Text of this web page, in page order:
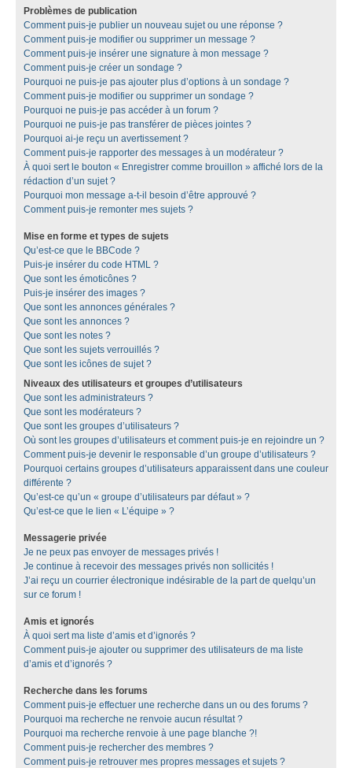
Problèmes de publication
Comment puis-je publier un nouveau sujet ou une réponse ?
Comment puis-je modifier ou supprimer un message ?
Comment puis-je insérer une signature à mon message ?
Comment puis-je créer un sondage ?
Pourquoi ne puis-je pas ajouter plus d’options à un sondage ?
Comment puis-je modifier ou supprimer un sondage ?
Pourquoi ne puis-je pas accéder à un forum ?
Pourquoi ne puis-je pas transférer de pièces jointes ?
Pourquoi ai-je reçu un avertissement ?
Comment puis-je rapporter des messages à un modérateur ?
À quoi sert le bouton « Enregistrer comme brouillon » affiché lors de la
rédaction d’un sujet ?
Pourquoi mon message a-t-il besoin d’être approuvé ?
Comment puis-je remonter mes sujets ?
Mise en forme et types de sujets
Qu’est-ce que le BBCode ?
Puis-je insérer du code HTML ?
Que sont les émoticônes ?
Puis-je insérer des images ?
Que sont les annonces générales ?
Que sont les annonces ?
Que sont les notes ?
Que sont les sujets verrouillés ?
Que sont les icônes de sujet ?
Niveaux des utilisateurs et groupes d’utilisateurs
Que sont les administrateurs ?
Que sont les modérateurs ?
Que sont les groupes d’utilisateurs ?
Où sont les groupes d’utilisateurs et comment puis-je en rejoindre un ?
Comment puis-je devenir le responsable d’un groupe d’utilisateurs ?
Pourquoi certains groupes d’utilisateurs apparaissent dans une couleur
différente ?
Qu’est-ce qu’un « groupe d’utilisateurs par défaut » ?
Qu’est-ce que le lien « L’équipe » ?
Messagerie privée
Je ne peux pas envoyer de messages privés !
Je continue à recevoir des messages privés non sollicités !
J’ai reçu un courrier électronique indésirable de la part de quelqu’un
sur ce forum !
Amis et ignorés
À quoi sert ma liste d’amis et d’ignorés ?
Comment puis-je ajouter ou supprimer des utilisateurs de ma liste
d’amis et d’ignorés ?
Recherche dans les forums
Comment puis-je effectuer une recherche dans un ou des forums ?
Pourquoi ma recherche ne renvoie aucun résultat ?
Pourquoi ma recherche renvoie à une page blanche ?!
Comment puis-je rechercher des membres ?
Comment puis-je retrouver mes propres messages et sujets ?